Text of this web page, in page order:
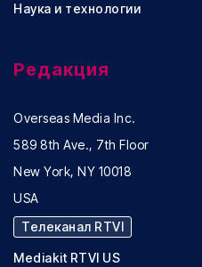
Наука и технологии
Редакция
Overseas Media Inc.
589 8th Ave., 7th Floor
New York, NY 10018
USA
Телеканал RTVI
Mediakit RTVI US